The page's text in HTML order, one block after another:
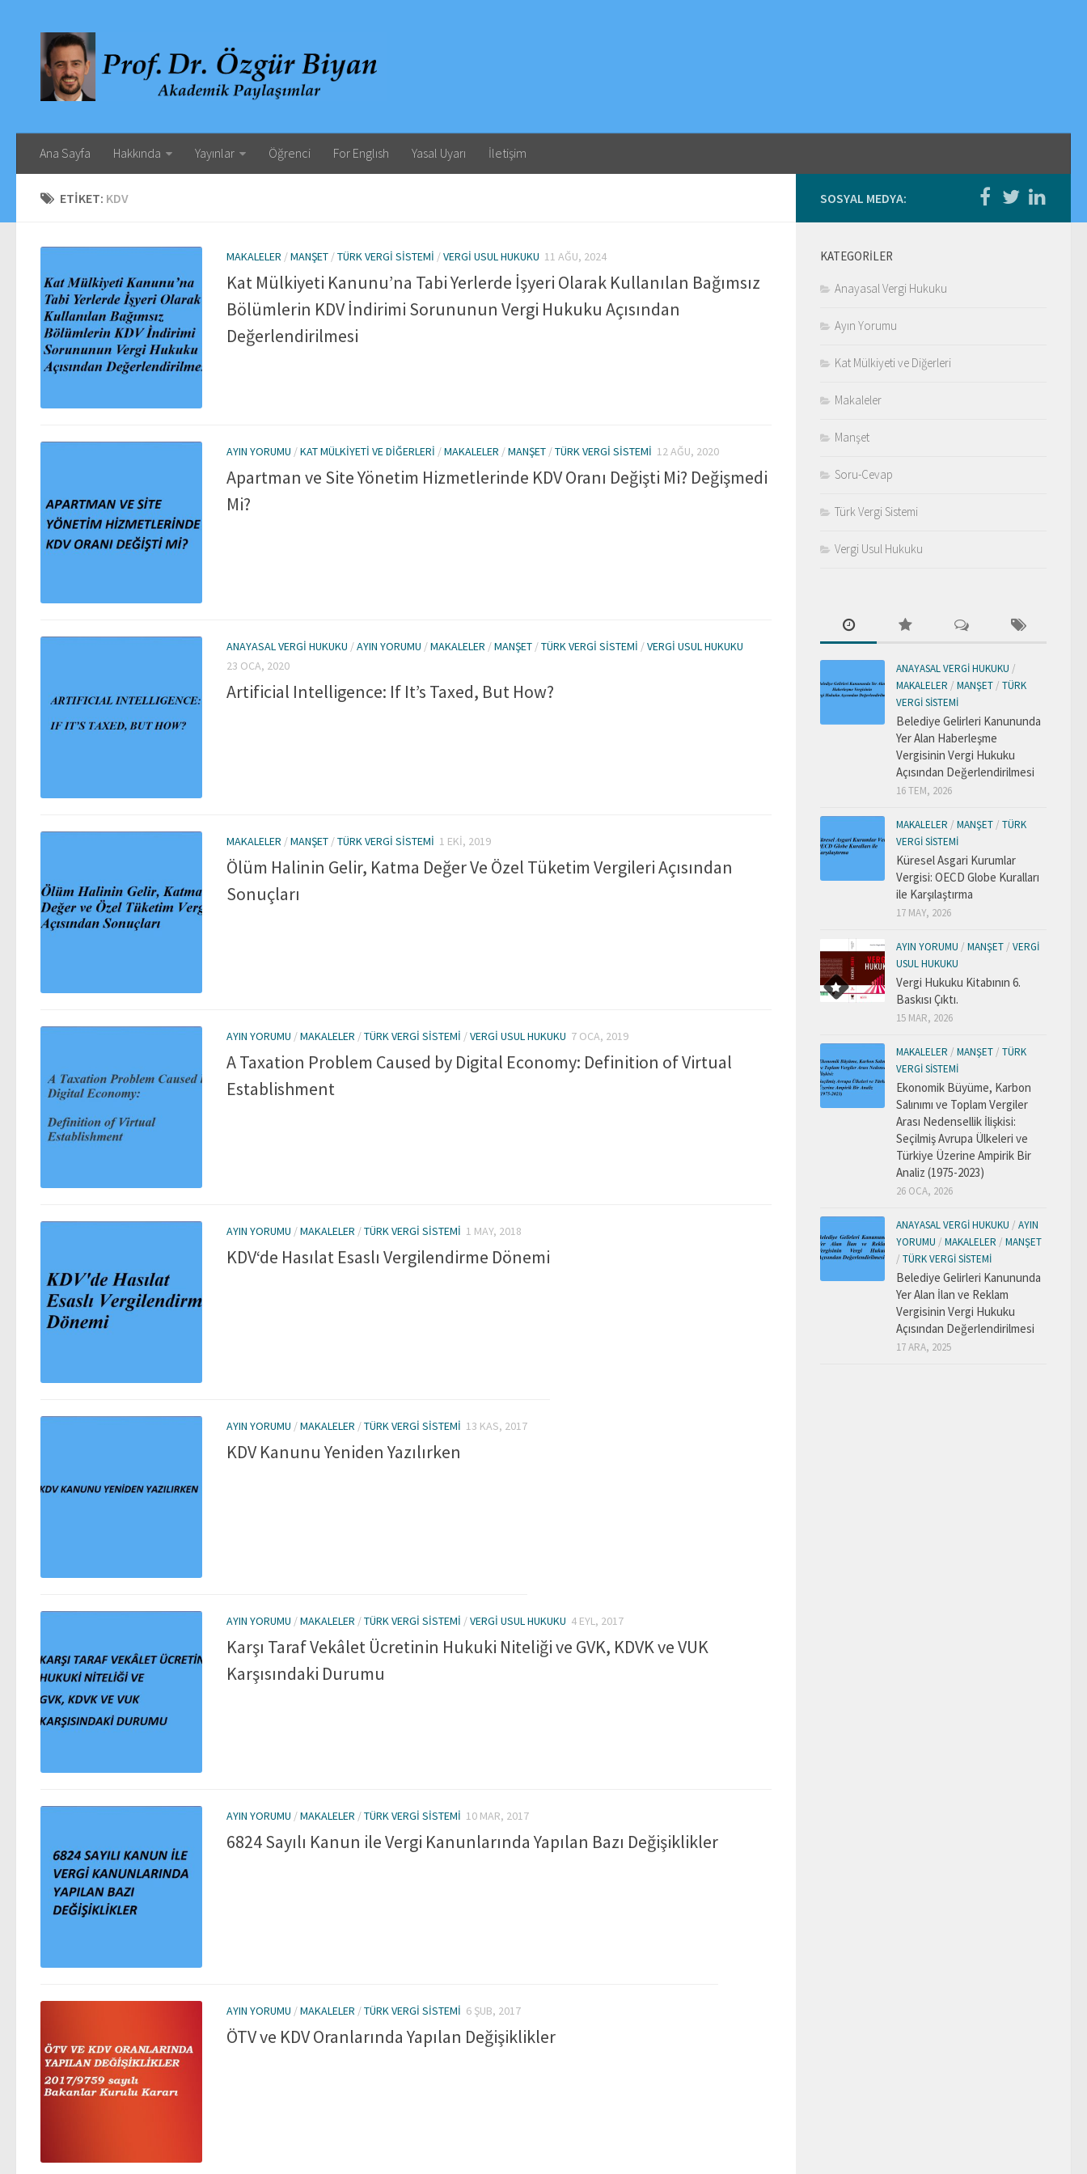
Ana Sayfa Hakkında Yayınlar Öğrenci For Englısh Yasal Uyarı İletişim
ETIKET: KDV
MAKALELER /MANŞET /TÜRK VERGI SISTEMI /VERGI USUL HUKUKU 11 AĞU, 2024
Kat Mülkiyeti Kanunu’na Tabi Yerlerde İşyeri Olarak Kullanılan Bağımsız
Bölümlerin KDV İndirimi Sorununun Vergi Hukuku Açısından
Değerlendirilmesi
AYIN YORUMU /KAT MÜLKIYETI VE DIĞERLERI /MAKALELER /MANŞET /TÜRK VERGI SISTEMI 12 AĞU, 2020
Apartman ve Site Yönetim Hizmetlerinde KDV Oranı Değişti Mi? Değişmedi
Mi?
ANAYASAL VERGI HUKUKU /AYIN YORUMU /MAKALELER /MANŞET /TÜRK VERGI SISTEMI /VERGI USUL HUKUKU
23 OCA, 2020
Artificial Intelligence: If It’s Taxed, But How?
MAKALELER /MANŞET /TÜRK VERGI SISTEMI 1 EKI, 2019
Ölüm Halinin Gelir, Katma Değer Ve Özel Tüketim Vergileri Açısından
Sonuçları
AYIN YORUMU /MAKALELER /TÜRK VERGI SISTEMI /VERGI USUL HUKUKU 7 OCA, 2019
A Taxation Problem Caused by Digital Economy: Definition of Virtual
Establishment
AYIN YORUMU /MAKALELER /TÜRK VERGI SISTEMI 1 MAY, 2018
KDV‘de Hasılat Esaslı Vergilendirme Dönemi
AYIN YORUMU /MAKALELER /TÜRK VERGI SISTEMI 13 KAS, 2017
KDV Kanunu Yeniden Yazılırken
AYIN YORUMU /MAKALELER /TÜRK VERGI SISTEMI /VERGI USUL HUKUKU 4 EYL, 2017
Karşı Taraf Vekâlet Ücretinin Hukuki Niteliği ve GVK, KDVK ve VUK
Karşısındaki Durumu
AYIN YORUMU /MAKALELER /TÜRK VERGI SISTEMI 10 MAR, 2017
6824 Sayılı Kanun ile Vergi Kanunlarında Yapılan Bazı Değişiklikler
AYIN YORUMU /MAKALELER /TÜRK VERGI SISTEMI 6 ŞUB, 2017
ÖTV ve KDV Oranlarında Yapılan Değişiklikler
SOSYAL MEDYA:
KATEGORILER
Anayasal Vergi Hukuku
Ayın Yorumu
Kat Mülkiyeti ve Diğerleri
Makaleler
Manşet
Soru-Cevap
Türk Vergi Sistemi
Vergi Usul Hukuku
ANAYASAL VERGI HUKUKU /
MAKALELER / MANŞET / TÜRK
VERGI SISTEMI
Belediye Gelirleri Kanununda
Yer Alan Haberleşme
Vergisinin Vergi Hukuku
Açısından Değerlendirilmesi
16 TEM, 2026
MAKALELER / MANŞET / TÜRK
VERGI SISTEMI
Küresel Asgari Kurumlar
Vergisi: OECD Globe Kuralları
ile Karşılaştırma
17 MAY, 2026
AYIN YORUMU / MANŞET / VERGI
USUL HUKUKU
Vergi Hukuku Kitabının 6.
Baskısı Çıktı.
15 MAR, 2026
MAKALELER / MANŞET / TÜRK
VERGI SISTEMI
Ekonomik Büyüme, Karbon
Salınımı ve Toplam Vergiler
Arası Nedensellik İlişkisi:
Seçilmiş Avrupa Ülkeleri ve
Türkiye Üzerine Ampirik Bir
Analiz (1975-2023)
26 OCA, 2026
ANAYASAL VERGI HUKUKU / AYIN
YORUMU / MAKALELER / MANŞET
/ TÜRK VERGI SISTEMI
Belediye Gelirleri Kanununda
Yer Alan İlan ve Reklam
Vergisinin Vergi Hukuku
Açısından Değerlendirilmesi
17 ARA, 2025